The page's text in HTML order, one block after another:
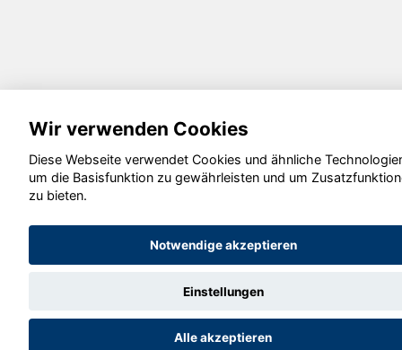
Wir verwenden Cookies
Diese Webseite verwendet Cookies und ähnliche
um die Basisfunktion zu gewährleisten und um
zu bieten.
Notwendige akzeptieren
Einstellungen
Alle akzeptieren